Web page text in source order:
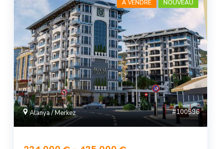
À VENDRE NOUVEAU
Alanya / Merkez #100596